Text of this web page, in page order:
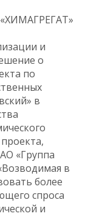
и
о
по
в
«Группа
в
более
спроса
и